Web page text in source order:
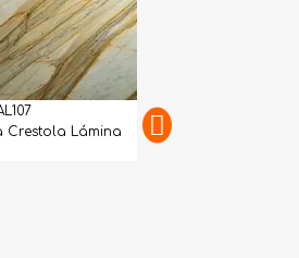
Crestola Lámina